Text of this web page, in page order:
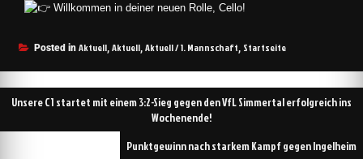
Willkommen in deiner neuen Rolle, Cello!
Posted in Aktuell, Aktuell, Aktuell / 1. Mannschaft, Startseite
Unsere C1 startet mit einem 3:2-Sieg gegen den VfL Simmertal erfolgreich ins
Wochenende!
Punktgewinn nach starkem Kampf gegen Ingelheim